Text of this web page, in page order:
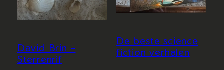
David Brin –
Sterrenrif
De beste science
fiction verhalen